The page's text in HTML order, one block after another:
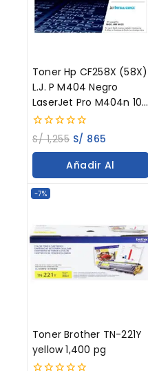
Toner Hp CF258X (58X)
L.J. P M404 Negro
LaserJet Pro M404n 10K
Paginas
0
out
of
S/1,255 S/ 865
Añadir Al
-7%
Toner Brother TN-221Y
yellow 1,400 pg